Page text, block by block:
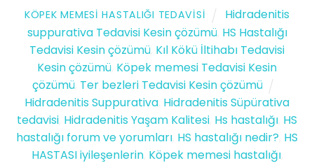
KÖPEK MEMESI HASTALIĞI TEDAVISI
Hidradenitis
suppurativa Tedavisi Kesin çözümü, HS Hastalığı
Tedavisi Kesin çözümü Kıl Kökü İltihabı Tedavisi
Kesin çözümü Köpek memesi Tedavisi Kesin
çözümü, Ter bezleri Tedavisi Kesin çözümü
Hidradenitis Suppurativa Hidradenitis Süpürativa
tedavisi Hidradenitis Yaşam Kalitesi Hs hastalığı HS
hastalığı forum ve yorumları HS hastalığı nedir? HS
HASTASI iyileşenlerin, Köpek memesi hastalığı,